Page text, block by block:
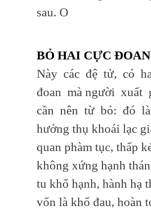
sau. O
BỎ HAI CỰC ĐOAN
Này các đệ tử, có
đoan mà người xuất
cần nên từ bỏ: đó là
hưởng thụ khoái lạc
quan phàm tục, thấp
không xứng hạnh
tu khổ hạnh, hành hạ
vốn là khổ đau, hoàn